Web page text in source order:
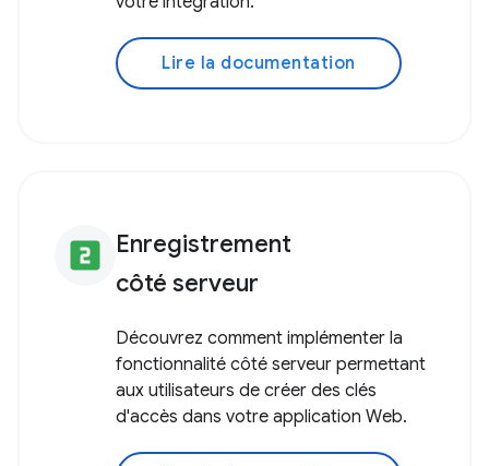
Lire la documentation
looks_two Enregistrement
côté serveur
Découvrez comment implémenter la
fonctionnalité côté serveur permettant
aux utilisateurs de créer des clés
d'accès dans votre application Web.